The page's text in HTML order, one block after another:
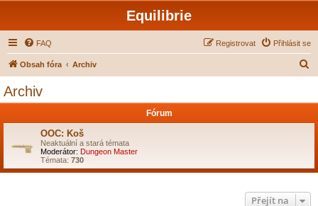
Equilibrie
FAQ Přihlásit se
Registrovat
Obsah fóra Archiv
Archiv
Fórum
OOC: Koš
Neaktuální a stará témata
Moderátor: Dungeon Master
Témata: 730
Přejít na